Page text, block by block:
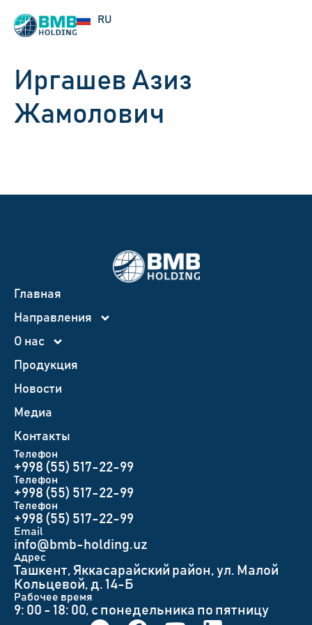
RU
EN
Иргашев Азиз
Жамолович
Главная
Направления
О нас
Продукция
Новости
Медиа
Контакты
Телефон
+998 (55) 517-22-99
Телефон
+998 (55) 517-22-99
Телефон
+998 (55) 517-22-99
Email
info@bmb-holding.uz​
Адрес
Ташкент, Яккасарайский район, ул. Малой
Кольцевой, д. 14-Б
Рабочее время
9: 00 - 18: 00, с понедельника по пятницу